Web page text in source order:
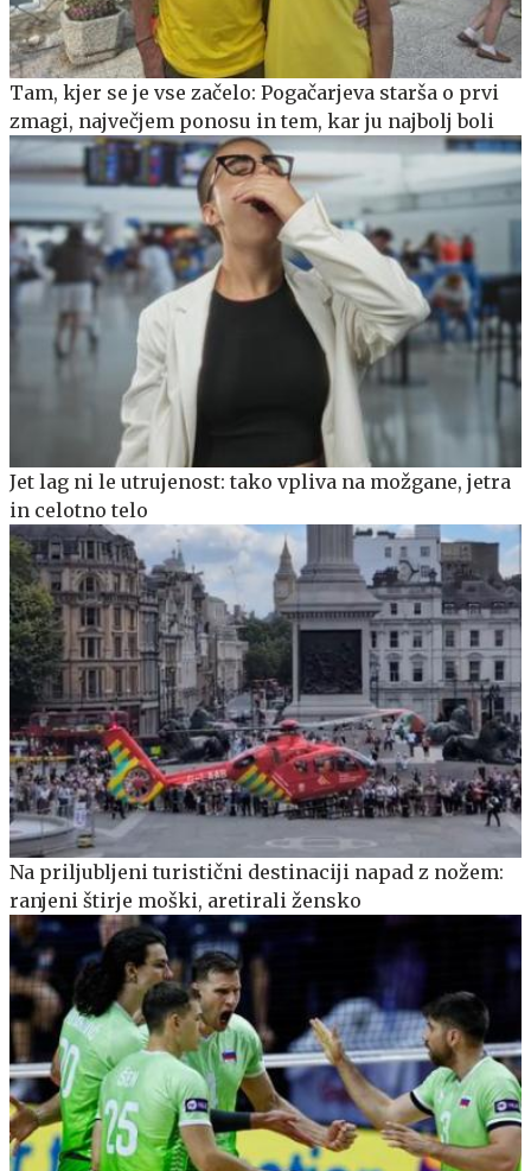
Tam, kjer se je vse začelo: Pogačarjeva starša o prvi
zmagi, največjem ponosu in tem, kar ju najbolj boli
Jet lag ni le utrujenost: tako vpliva na možgane, jetra
in celotno telo
Na priljubljeni turistični destinaciji napad z nožem:
ranjeni štirje moški, aretirali žensko